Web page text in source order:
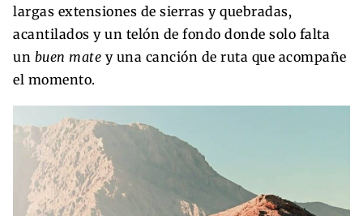
largas extensiones de sierras y quebradas,
acantilados y un telón de fondo donde solo falta
un buen mate y una canción de ruta que acompañe
el momento.